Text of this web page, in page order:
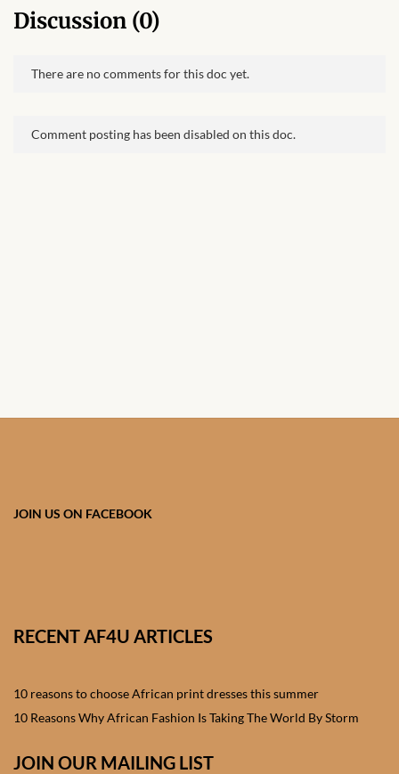
Discussion (0)
There are no comments for this doc yet.
Comment posting has been disabled on this doc.
JOIN US ON FACEBOOK
RECENT AF4U ARTICLES
10 reasons to choose African print dresses this summer
10 Reasons Why African Fashion Is Taking The World By Storm
JOIN OUR MAILING LIST